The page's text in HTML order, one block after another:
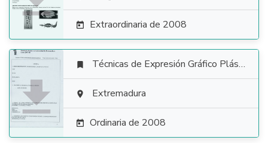
 Extraordinaria de 2008

 Técnicas de Expresión Gráfico Plástica
 Extremadura
 Ordinaria de 2008